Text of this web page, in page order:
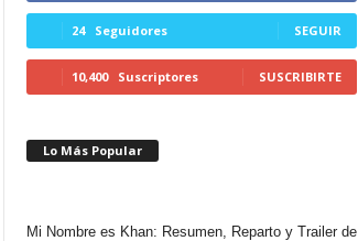
24 Seguidores SEGUIR
10,400 Suscriptores SUSCRIBIRTE
Lo Más Popular
Mi Nombre es Khan: Resumen, Reparto y Trailer de